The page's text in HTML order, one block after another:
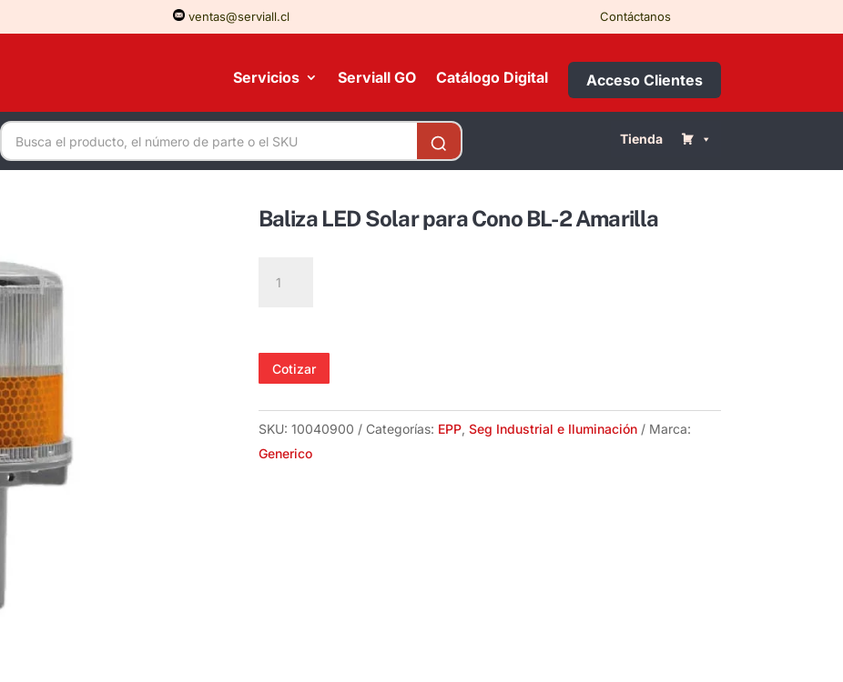
ventas@serviall.cl Contáctanos
Servicios Serviall GO Catálogo Digital Acceso Clientes
Tienda
Baliza LED Solar para Cono BL-2 Amarilla
LED
Cono
2
Amarilla
cantidad
Cotizar
SKU: 10040900 Categorías: EPP, Seg Industrial e Iluminación
Marca:
Generico